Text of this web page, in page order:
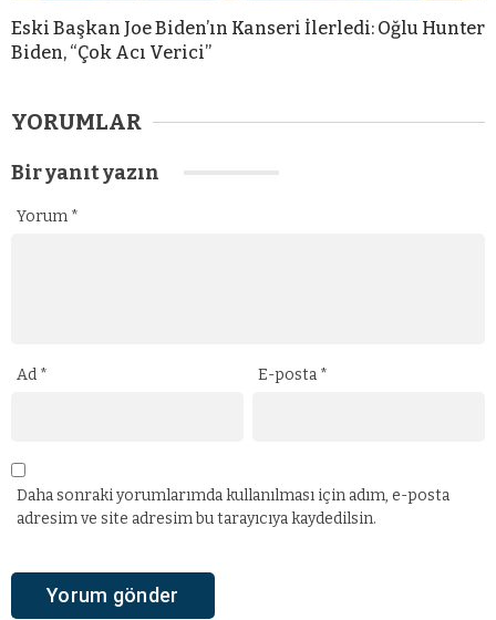
Eski Başkan Joe Biden’ın Kanseri İlerledi: Oğlu Hunter
Biden, “Çok Acı Verici”
YORUMLAR
Bir yanıt yazın
Yorum *
Ad * E-posta *
Daha sonraki yorumlarımda kullanılması için adım, e-posta
adresim ve site adresim bu tarayıcıya kaydedilsin.